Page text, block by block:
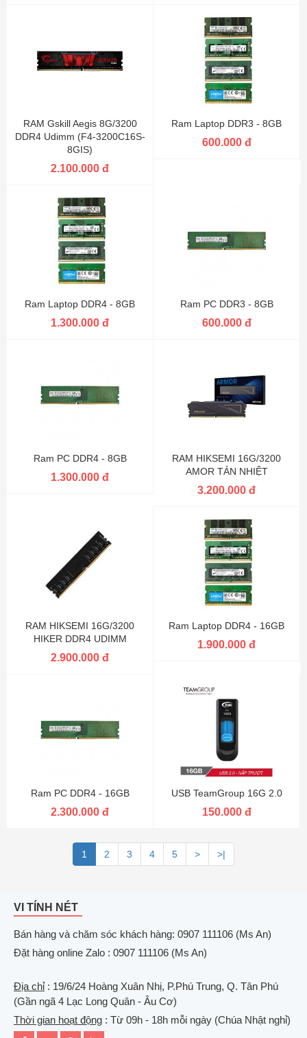
RAM Gskill Aegis 8G/3200
DDR4 Udimm (F4-3200C16S-
8GIS)
2.100.000 đ
Ram Laptop DDR3 - 8GB
600.000 đ
Ram Laptop DDR4 - 8GB
1.300.000 đ
Ram PC DDR3 - 8GB
600.000 đ
Ram PC DDR4 - 8GB
1.300.000 đ
RAM HIKSEMI 16G/3200
AMOR TẢN NHIỆT
3.200.000 đ
RAM HIKSEMI 16G/3200
HIKER DDR4 UDIMM
2.900.000 đ
Ram Laptop DDR4 - 16GB
1.900.000 đ
Ram PC DDR4 - 16GB
2.300.000 đ
USB TeamGroup 16G 2.0
150.000 đ
1 2 3 4 5 > >|
VI TÍNH NÉT
Bán hàng và chăm sóc khách hàng: 0907 111106 (Ms An)
Đặt hàng online Zalo : 0907 111106 (Ms An)
Địa chỉ: 19/6/24 Hoàng Xuân Nhị, P.Phú Trung, Q. Tân Phú
(Gần ngã 4 Lạc Long Quân - Âu Cơ)
Thời gian hoạt động : Từ 09h - 18h mỗi ngày (Chúa Nhật nghỉ)